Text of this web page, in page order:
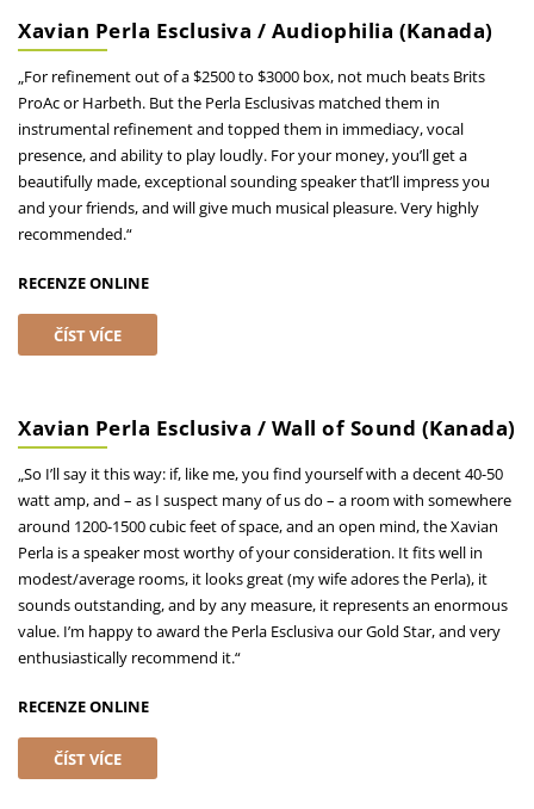
Xavian Perla Esclusiva / Audiophilia (Kanada)
„For refinement out of a $2500 to $3000 box, not much beats Brits
ProAc or Harbeth. But the Perla Esclusivas matched them in
instrumental refinement and topped them in immediacy, vocal
presence, and ability to play loudly. For your money, you’ll get a
beautifully made, exceptional sounding speaker that’ll impress you
and your friends, and will give much musical pleasure. Very highly
recommended.“
RECENZE ONLINE
ČÍST VÍCE
Xavian Perla Esclusiva / Wall of Sound (Kanada)
„So I’ll say it this way: if, like me, you find yourself with a decent 40-50
watt amp, and – as I suspect many of us do – a room with somewhere
around 1200-1500 cubic feet of space, and an open mind, the Xavian
Perla is a speaker most worthy of your consideration. It fits well in
modest/average rooms, it looks great (my wife adores the Perla), it
sounds outstanding, and by any measure, it represents an enormous
value. I’m happy to award the Perla Esclusiva our Gold Star, and very
enthusiastically recommend it.“
RECENZE ONLINE
ČÍST VÍCE